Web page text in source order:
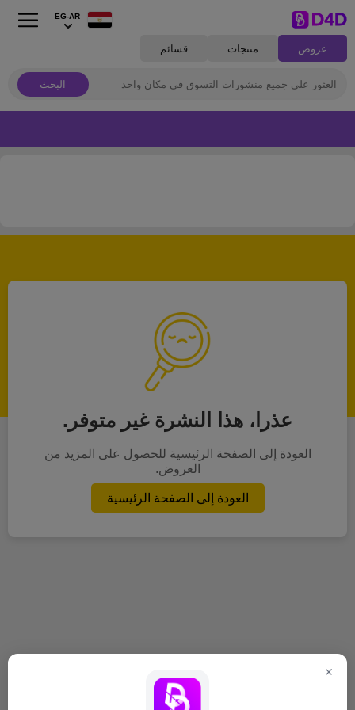
عروض منتجات قسائم
البحث
EG-AR
عذرا، هذا النشرة غير متوفر.
العودة إلى الصفحة الرئيسية للحصول على المزيد من
العروض.
العودة إلى الصفحة الرئيسية